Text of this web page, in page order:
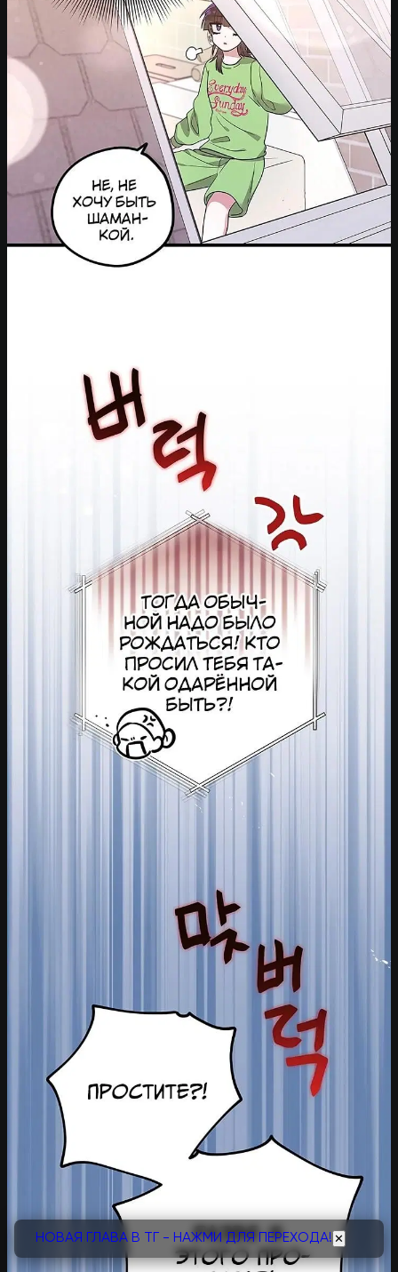
НОВАЯ ГЛАВА В ТГ - НАЖМИ ДЛЯ ПЕРЕХОДА! ✕